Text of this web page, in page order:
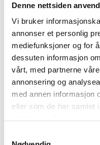
Denne nettsiden
Vi bruker
annonser et personlig
mediefunksjoner og for
dessuten informasjon
vårt, med partnerne
annonsering og
med annen informasjon
eller som de har samlet
Aktiviteter